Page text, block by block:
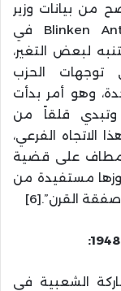
من بيانات وزير
الخارجية الأمريكي أنتوني بلينكنBlinken Antony في
التنبه لبعض التغير،
الحزب
وهو أمر بدأت
وتبدي قلقاً من
الاتجاه الفرعي،
على قضية
مستفيدة من
القرن”.[6]
الشعبية في